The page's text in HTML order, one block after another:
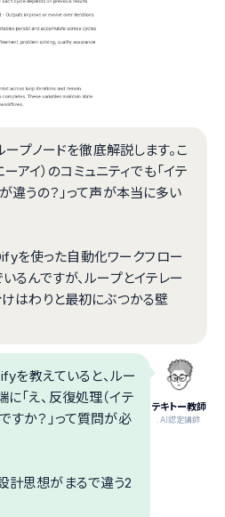
プノードを徹底解説します。こ
ーアイ）のコミュニティでも「イテ
違うの？」って声が本当に多い
を使った自動化ワークフロー
るんですが、ループとイテレー
はわりと最初にぶつかる壁
テキトー教師
.AI認定講師
を教えていると、ルー
「え、反復処理（イテ
すか？」って質問が必
計思想がまるで違う2